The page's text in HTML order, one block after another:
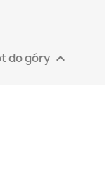
do góry 